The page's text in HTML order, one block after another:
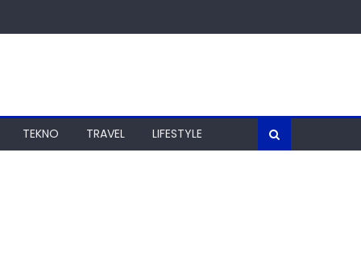
TEKNO TRAVEL LIFESTYLE